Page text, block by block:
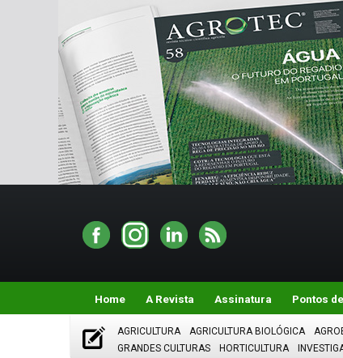
Home A Revista Assinatura Pontos
AGRICULTURA AGRICULTURA BIOLÓGICA
GRANDES CULTURAS
HORTICULTURA